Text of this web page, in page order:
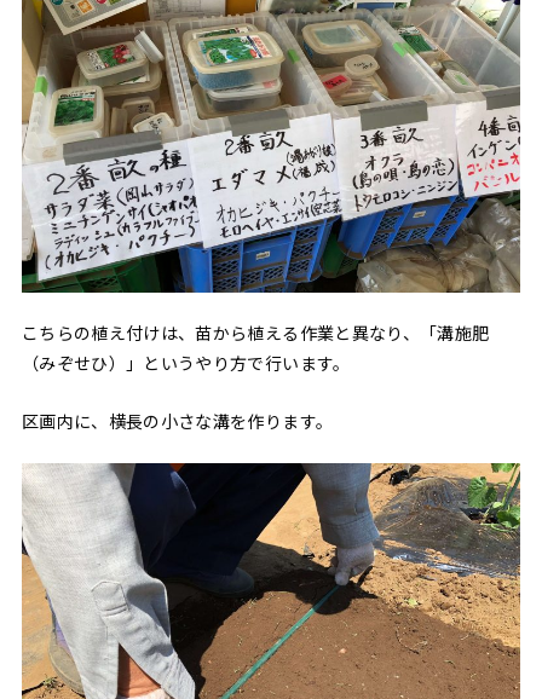
こちらの植え付けは、苗から植える作業と異なり、「溝施肥
（みぞせひ）」というやり方で行います。
区画内に、横長の小さな溝を作ります。